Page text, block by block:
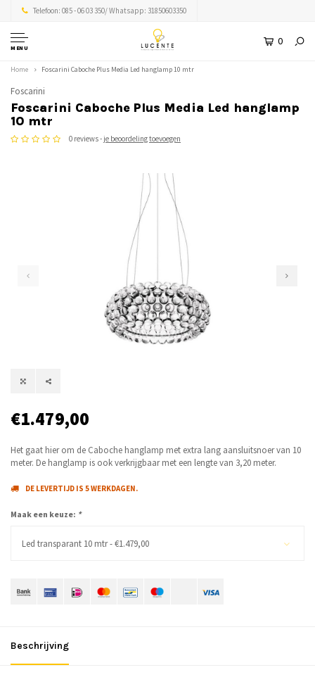
Telefoon: 085 - 06 03 350/ Whatsapp: 31850603350
MENU
0
Home Foscarini Caboche Plus Media Led hanglamp 10 mtr
Foscarini
Foscarini Caboche Plus Media Led hanglamp
10 mtr
0 reviews - je beoordeling toevoegen
€1.479,00
Het gaat hier om de Caboche hanglamp met extra lang aansluitsnoer van 10
meter. De hanglamp is ook verkrijgbaar met een lengte van 3,20 meter.
DE LEVERTIJD IS 5 WERKDAGEN.
Maak een keuze: *
Led transparant 10 mtr - €1.479,00
Beschrijving